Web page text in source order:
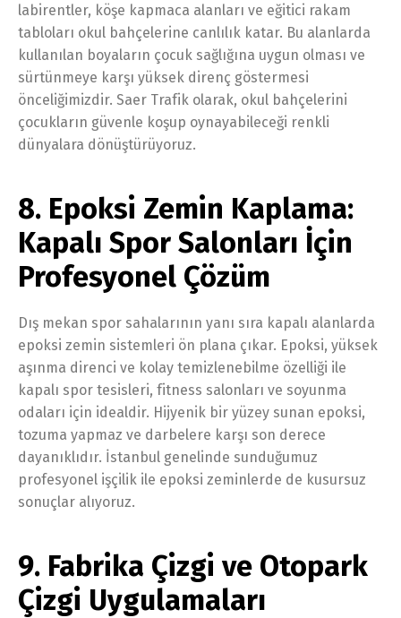
labirentler, köşe kapmaca alanları ve eğitici rakam
tabloları okul bahçelerine canlılık katar. Bu alanlarda
kullanılan boyaların çocuk sağlığına uygun olması ve
sürtünmeye karşı yüksek direnç göstermesi
önceliğimizdir. Saer Trafik olarak, okul bahçelerini
çocukların güvenle koşup oynayabileceği renkli
dünyalara dönüştürüyoruz.
8. Epoksi Zemin Kaplama:
Kapalı Spor Salonları İçin
Profesyonel Çözüm
Dış mekan spor sahalarının yanı sıra kapalı alanlarda
epoksi zemin sistemleri ön plana çıkar. Epoksi, yüksek
aşınma direnci ve kolay temizlenebilme özelliği ile
kapalı spor tesisleri, fitness salonları ve soyunma
odaları için idealdir. Hijyenik bir yüzey sunan epoksi,
tozuma yapmaz ve darbelere karşı son derece
dayanıklıdır. İstanbul genelinde sunduğumuz
profesyonel işçilik ile epoksi zeminlerde de kusursuz
sonuçlar alıyoruz.
9. Fabrika Çizgi ve Otopark
Çizgi Uygulamaları